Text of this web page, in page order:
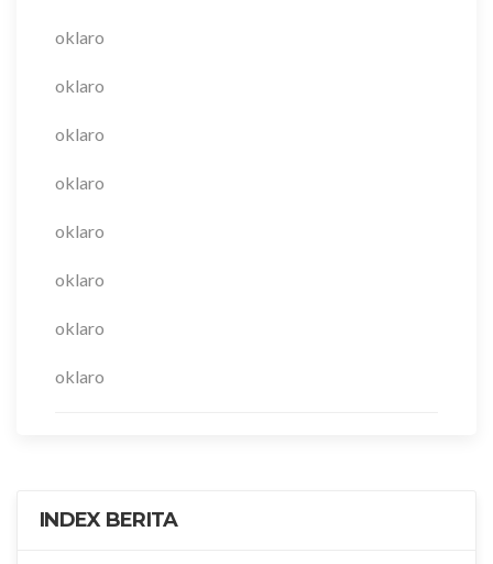
oklaro
oklaro
oklaro
oklaro
oklaro
oklaro
oklaro
oklaro
INDEX BERITA